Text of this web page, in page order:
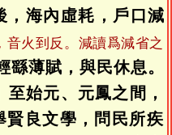
，海內虛耗，戶口減
音火到反。減讀爲減省之
繇薄賦，與民休息。
至始元、元鳳之間，
賢良文學，問民所疾